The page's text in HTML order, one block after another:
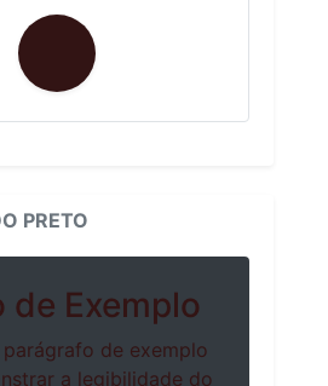
PRETO
de Exemplo
parágrafo de exemplo
a legibilidade do